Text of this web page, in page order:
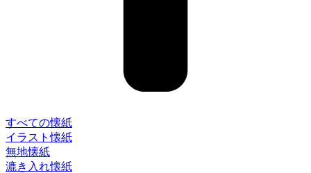
すべての懐紙
イラスト懐紙
無地懐紙
漉き入れ懐紙